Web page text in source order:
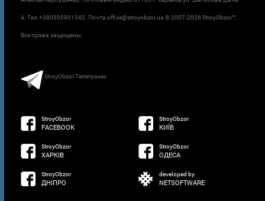
4. Тел.+380505801342. Почта office@stroyobzor.ua © 2007-2026 StroyObzor™.
Все права защищены.
StroyObzor Телеграмм
StroyObzor
FACEBOOK
StroyObzor
КИЇВ
StroyObzor
ХАРКІВ
StroyObzor
ОДЕСА
StroyObzor
ДНІПРО
developed by
NETSOFTWARE